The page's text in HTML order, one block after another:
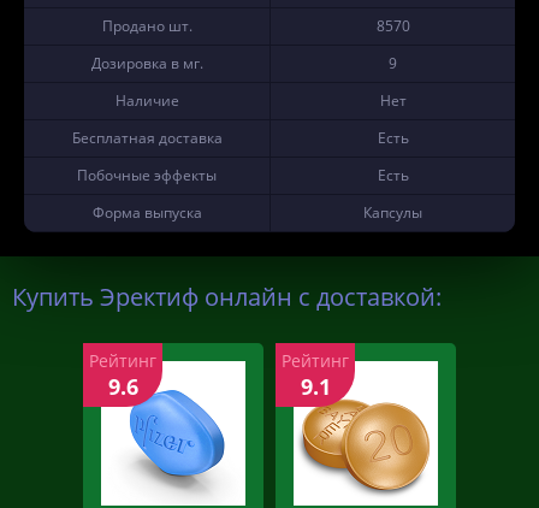
Продано шт.
8570
Дозировка в мг.
9
Наличие
Нет
Бесплатная доставка
Есть
Побочные эффекты
Есть
Форма выпуска
Капсулы
Купить Эректиф онлайн с доставкой:
Рейтинг
9.6
Рейтинг
9.1